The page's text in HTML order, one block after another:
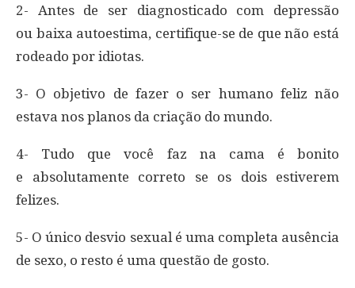
2- Antes de ser diagnosticado com depressão
ou baixa autoestima, certifique-se de que não está
rodeado por idiotas.
3- O objetivo de fazer o ser humano feliz não
estava nos planos da criação do mundo.
4- Tudo que você faz na cama é bonito
e absolutamente correto se os dois estiverem
felizes.
5- O único desvio sexual é uma completa ausência
de sexo, o resto é uma questão de gosto.